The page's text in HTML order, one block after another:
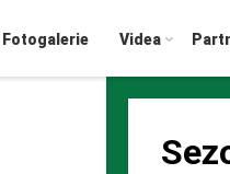
Fotogalerie Videa